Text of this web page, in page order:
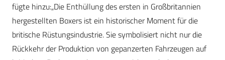
fügte hinzu:„Die Enthüllung des ersten in Großbritannien
hergestellten Boxers ist ein historischer Moment für die
britische Rüstungsindustrie. Sie symbolisiert nicht nur die
Rückkehr der Produktion von gepanzerten Fahrzeugen auf